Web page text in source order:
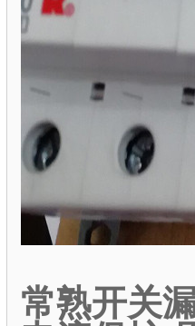
常熟开关